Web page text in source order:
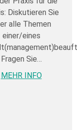
Diskutieren Sie
alle Themen
einer/eines
Fragen Sie…
MEHR INFO